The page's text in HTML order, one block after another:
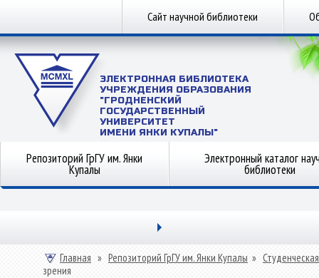
Сайт научной библиотеки
ЭЛЕКТРОННАЯ БИБЛИОТЕКА
УЧРЕЖДЕНИЯ ОБРАЗОВАНИЯ
"ГРОДНЕНСКИЙ
ГОСУДАРСТВЕННЫЙ
УНИВЕРСИТЕТ
ИМЕНИ ЯНКИ КУПАЛЫ"
Репозиторий ГрГУ им. Янки
Купалы
Электронный каталог
библиотеки
Главная » Репозиторий ГрГУ им. Янки Купалы »
зрения